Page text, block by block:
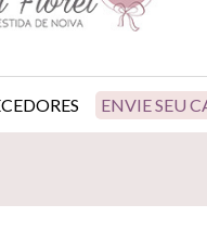
ENVIE SEU